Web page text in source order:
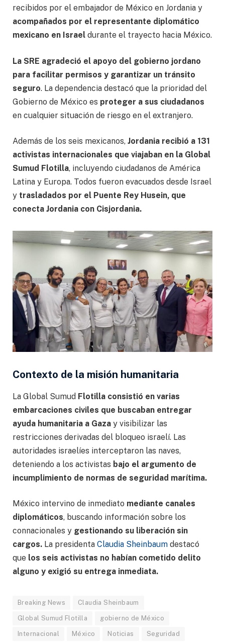
recibidos por el embajador de México en Jordania y
acompañados por el representante diplomático
mexicano en Israel durante el trayecto hacia México.
La SRE agradeció el apoyo del gobierno jordano
para facilitar permisos y garantizar un tránsito
seguro. La dependencia destacó que la prioridad del
Gobierno de México es proteger a sus ciudadanos
en cualquier situación de riesgo en el extranjero.
Además de los seis mexicanos, Jordania recibió a 131
activistas internacionales que viajaban en la Global
Sumud Flotilla, incluyendo ciudadanos de América
Latina y Europa. Todos fueron evacuados desde Israel
y trasladados por el Puente Rey Husein, que
conecta Jordania con Cisjordania.
Contexto de la misión humanitaria
La Global Sumud Flotilla consistió en varias
embarcaciones civiles que buscaban entregar
ayuda humanitaria a Gaza y visibilizar las
restricciones derivadas del bloqueo israelí. Las
autoridades israelíes interceptaron las naves,
deteniendo a los activistas bajo el argumento de
incumplimiento de normas de seguridad marítima.
México intervino de inmediato mediante canales
diplomáticos, buscando información sobre los
connacionales y gestionando su liberación sin
cargos. La presidenta Claudia Sheinbaum destacó
que los seis activistas no habían cometido delito
alguno y exigió su entrega inmediata.
Breaking News Claudia Sheinbaum
Global Sumud Flotilla gobierno de México
Internacional México Noticias Seguridad